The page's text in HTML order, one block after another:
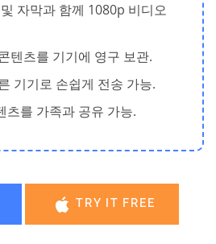
자막과 함께 1080p 비디오
텐츠를 기기에 영구 보관.
기기로 손쉽게 전송 가능.
츠를 가족과 공유 가능.
TRY IT FREE